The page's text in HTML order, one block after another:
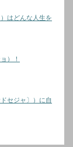
はどんな人生を
）！
セジャ〕）に自